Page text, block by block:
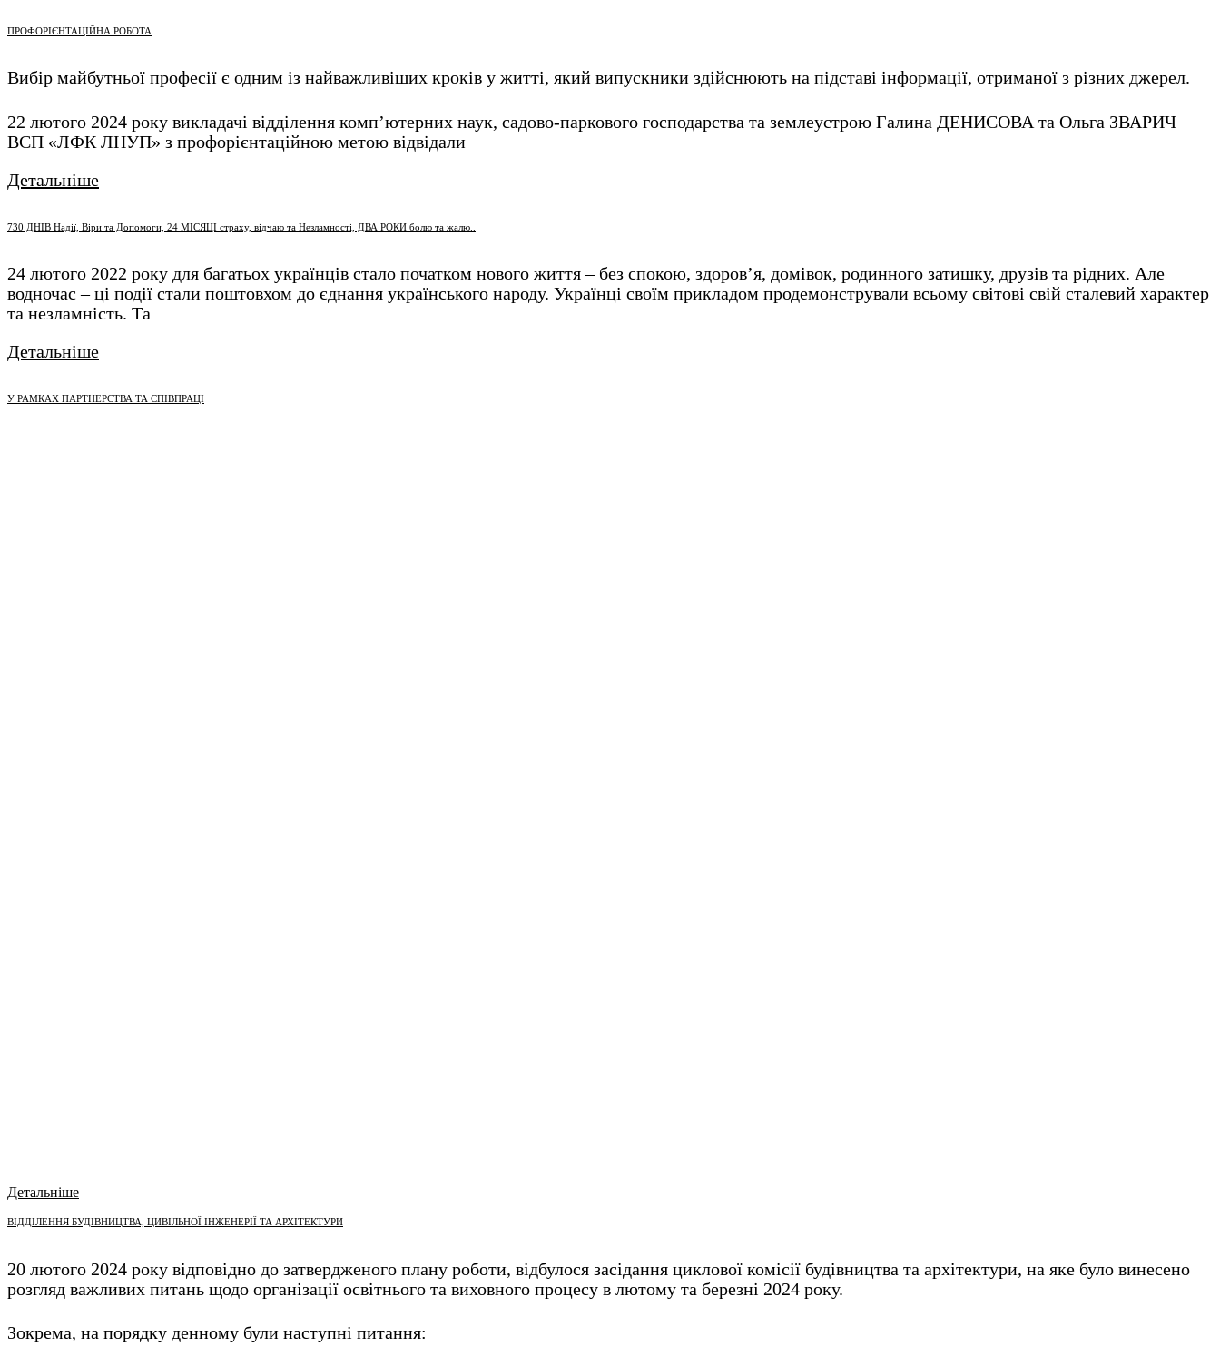
ПРОФОРІЄНТАЦІЙНА РОБОТА
Вибір майбутньої професії є одним із найважливіших кроків у житті, який випускники здійснюють на підставі інформації, отриманої з різних джерел.
22 лютого 2024 року викладачі відділення комп’ютерних наук, садово-паркового господарства та землеустрою Галина ДЕНИСОВА та Ольга ЗВАРИЧ
ВСП «ЛФК ЛНУП» з профорієнтаційною метою відвідали
Детальніше
730 ДНІВ Надії, Віри та Допомоги, 24 МІСЯЦІ страху, відчаю та Незламності, ДВА РОКИ болю та жалю..
24 лютого 2022 року для багатьох українців стало початком нового життя – без спокою, здоров’я, домівок, родинного затишку, друзів та рідних. Але
водночас – ці події стали поштовхом до єднання українського народу. Українці своїм прикладом продемонстрували всьому світові свій сталевий характер
та незламність. Та
Детальніше
У РАМКАХ ПАРТНЕРСТВА ТА СПІВПРАЦІ
Детальніше
ВІДДІЛЕННЯ БУДІВНИЦТВА, ЦИВІЛЬНОЇ ІНЖЕНЕРІЇ ТА АРХІТЕКТУРИ
20 лютого 2024 року відповідно до затвердженого плану роботи, відбулося засідання циклової комісії будівництва та архітектури, на яке було винесено
розгляд важливих питань щодо організації освітнього та виховного процесу в лютому та березні 2024 року.
Зокрема, на порядку денному були наступні питання: